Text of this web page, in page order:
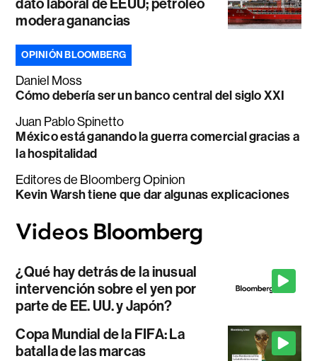
dato laboral de EEUU; petróleo
modera ganancias
OPINIÓN BLOOMBERG
Daniel Moss
Cómo debería ser un banco central del siglo XXI
Juan Pablo Spinetto
México está ganando la guerra comercial gracias a
la hospitalidad
Editores de Bloomberg Opinion
Kevin Warsh tiene que dar algunas explicaciones
¿Qué hay detrás de la inusual
intervención sobre el yen por
parte de EE. UU. y Japón?
Copa Mundial de la FIFA: La
batalla de las marcas